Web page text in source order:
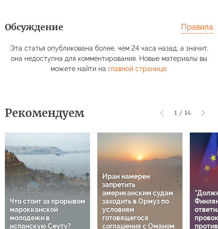
Обсуждение Правила
Эта статья опубликована более, чем 24 часа назад, а значит,
она недоступна для комментирования. Новые материалы вы
можете найти на главной странице.
Рекомендуем 1 / 14
Что стоит за прорывом
марокканской
молодежи в
испанскую Сеуту?
Иран намерен
запретить
американским судам
заходить в Ормуз по
условиям
готовящегося
соглашения с Оманом